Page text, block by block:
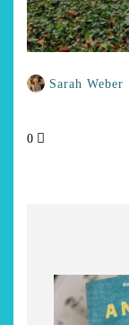
Sarah Weber
0